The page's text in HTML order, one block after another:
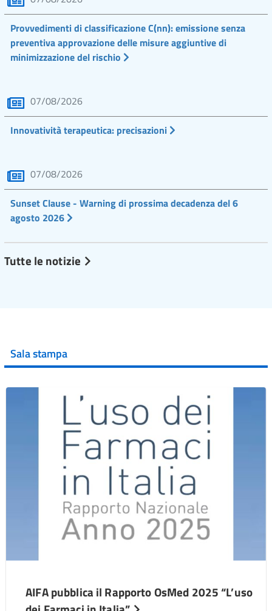
Provvedimenti di classificazione C(nn): emissione senza
preventiva approvazione delle misure aggiuntive di
minimizzazione del rischio
07/08/2026
Innovatività terapeutica: precisazioni
07/08/2026
Sunset Clause - Warning di prossima decadenza del 6
agosto 2026
Tutte le notizie
Sala stampa
AIFA pubblica il Rapporto OsMed 2025 “L’uso